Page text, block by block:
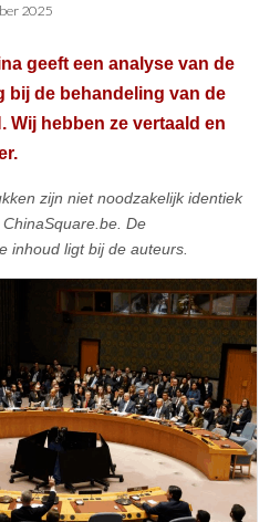
2025
geeft een analyse van de
bij de behandeling van de
Wij hebben ze vertaald en
zijn niet noodzakelijk identiek
De
inhoud ligt bij de auteurs.